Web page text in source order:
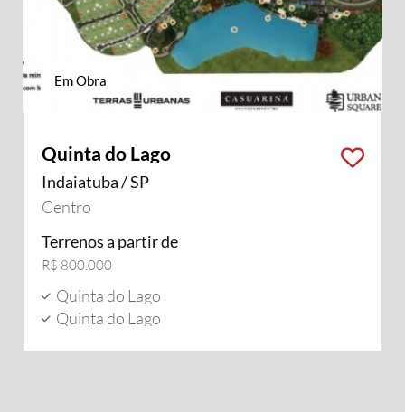
Em Obra
Quinta do Lago
Indaiatuba / SP
Centro
Terrenos a partir de
R$ 800.000
Quinta do Lago
Quinta do Lago